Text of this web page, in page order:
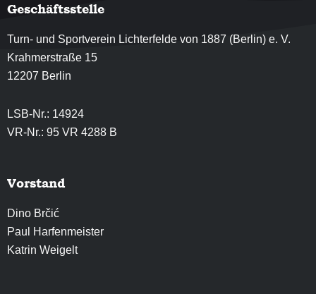
Geschäftsstelle
Turn- und Sportverein Lichterfelde von 1887 (Berlin) e. V.
Krahmerstraße 15
12207 Berlin
LSB-Nr.: 14924
VR-Nr.: 95 VR 4288 B
Vorstand
Dino Brčić
Paul Harfenmeister
Katrin Weigelt